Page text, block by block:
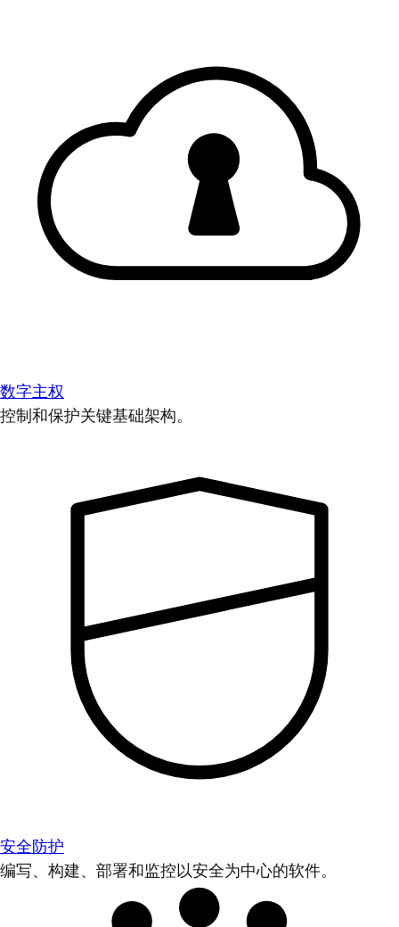
数字主权
控制和保护关键基础架构。
安全防护
编写、构建、部署和监控以安全为中心的软件。